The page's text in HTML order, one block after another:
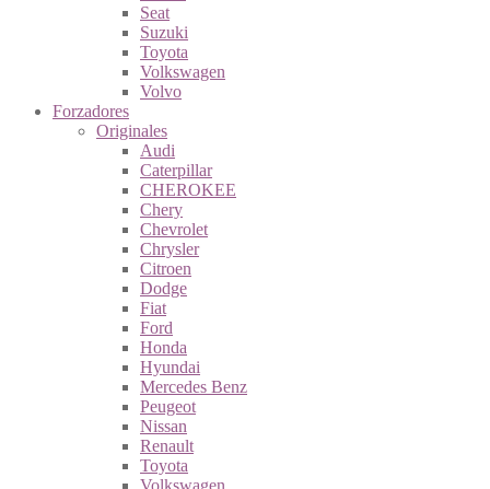
Seat
Suzuki
Toyota
Volkswagen
Volvo
Forzadores
Originales
Audi
Caterpillar
CHEROKEE
Chery
Chevrolet
Chrysler
Citroen
Dodge
Fiat
Ford
Honda
Hyundai
Mercedes Benz
Peugeot
Nissan
Renault
Toyota
Volkswagen